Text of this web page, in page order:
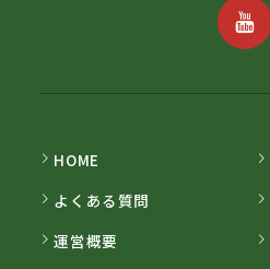
HOME
よくある質問
運営概要